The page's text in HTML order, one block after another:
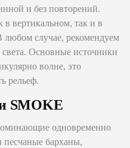
и без повторений.
в вертикальном, так и в
любом случае, рекомендуем
Основные источники
волне, это
рельеф.
SMOKE
одновременно
барханы,